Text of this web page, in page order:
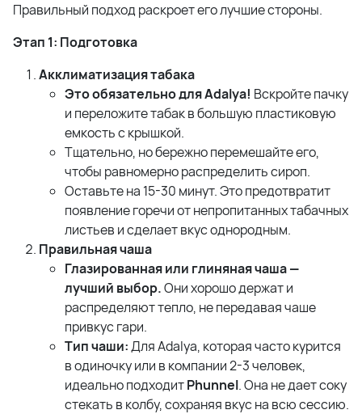
Правильный подход раскроет его лучшие стороны.
Этап 1: Подготовка
Акклиматизация табака
Это обязательно для Adalya! Вскройте пачку
и переложите табак в большую пластиковую
емкость с крышкой.
Тщательно, но бережно перемешайте его,
чтобы равномерно распределить сироп.
Оставьте на 15-30 минут. Это предотвратит
появление горечи от непропитанных табачных
листьев и сделает вкус однородным.
Правильная чаша
Глазированная или глиняная чаша —
лучший выбор.Они хорошо держат и
распределяют тепло, не передавая чаше
привкус гари.
Тип чаши:Для Adalya, которая часто курится
в одиночку или в компании 2-3 человек,
идеально подходитPhunnel. Она не дает соку
стекать в колбу, сохраняя вкус на всю сессию.